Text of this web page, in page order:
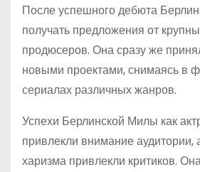
После успешного дебюта
получать предложения от
продюсеров. Она сразу же
новыми проектами, снимаясь в
сериалах различных жанров.
Успехи Берлинской Милы как
привлекли внимание аудитории,
харизма привлекли критиков.